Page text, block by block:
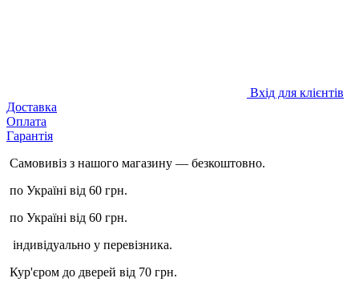
Вхід для клієнтів
Доставка
Оплата
Гарантія
Самовивіз з нашого магазину — безкоштовно.
по Україні від 60 грн.
по Україні від 60 грн.
індивідуально у перевізника.
Кур'єром до дверей від 70 грн.